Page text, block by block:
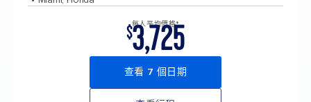
每人平均價格*
$3,725
查看 7 個日期